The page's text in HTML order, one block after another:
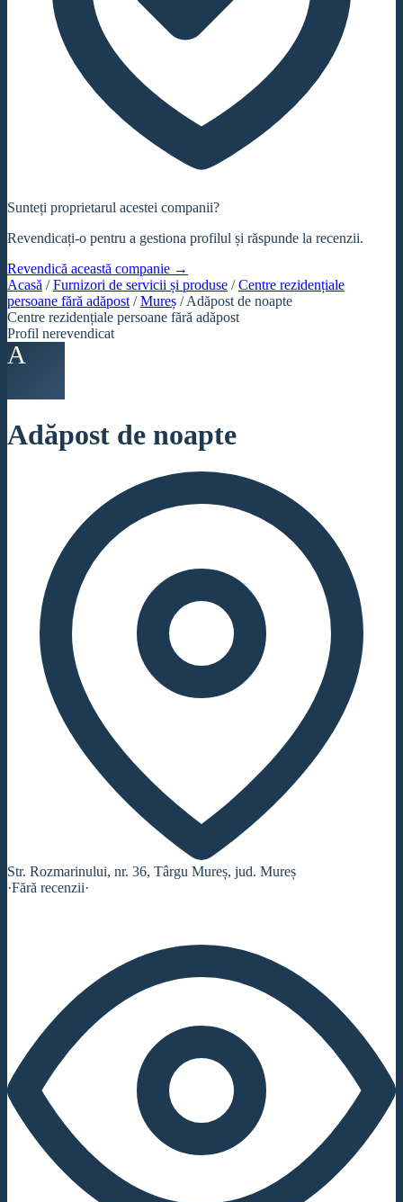
Sunteți proprietarul acestei companii?
Revendicați-o pentru a gestiona profilul și răspunde la recenzii.
Revendică această companie →
Acasă /Furnizori de servicii și produse /Centre rezidențiale
persoane fără adăpost /Mureș /Adăpost de noapte
Centre rezidențiale persoane fără adăpost
Profil nerevendicat
A
Adăpost de noapte
Str. Rozmarinului, nr. 36, Târgu Mureș, jud. Mureș
·Fără recenzii·